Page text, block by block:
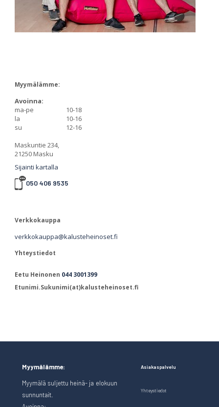
Myymälämme:
Avoinna:
ma-pe
10-18
la
10-16
su
12-16
Maskuntie 234,
21250 Masku
Sijainti kartalla
050 406 9535
Verkkokauppa
verkkokauppa@kalusteheinoset.fi
Yhteystiedot
Eetu Heinonen 044 3001399
Etunimi.Sukunimi(at)kalusteheinoset.fi
Myymälämme:
Myymälä suljettu heinä- ja elokuun
sunnuntait.
Asiakaspalvelu
Yhteystiedot